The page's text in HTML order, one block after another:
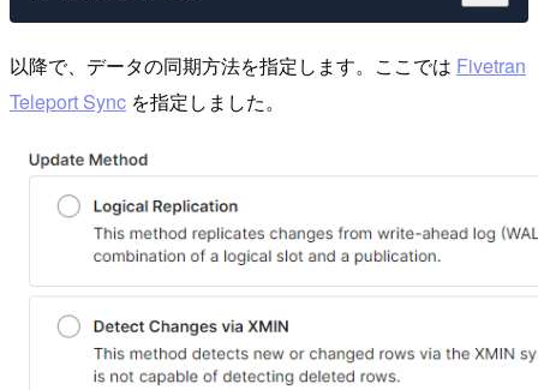
以降で、データの同期方法を指定します。ここでは Fivetran
Teleport Sync を指定しました。